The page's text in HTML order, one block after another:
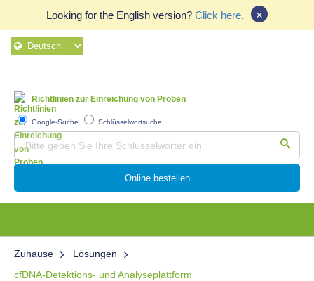
Looking for the English version? Click here. ×
Richtlinien zur Einreichung von Proben
Google-Suche Schlüsselwortsuche
Online bestellen
Zuhause
Lösungen
cfDNA-Detektions- und Analyseplattform